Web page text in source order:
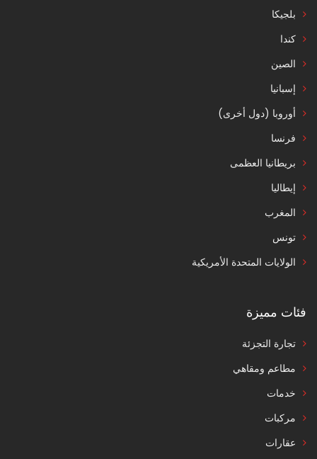
بلجيكا
كندا
الصين
إسبانيا
أوروبا (دول أخرى)
فرنسا
بريطانيا العظمى
إيطاليا
المغرب
تونس
الولايات المتحدة الأمريكية
فئات مميزة
تجارة التجزئة
مطاعم ومقاهي
خدمات
مركبات
عقارات